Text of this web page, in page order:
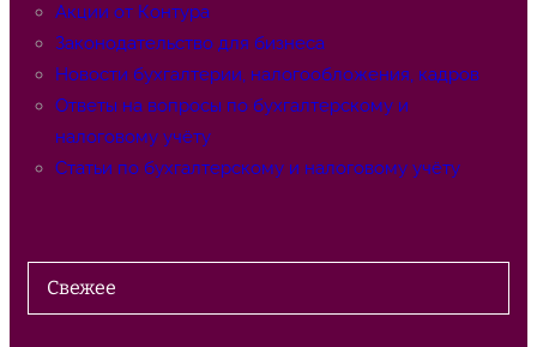
Акции от Контура
Законодательство для бизнеса
Новости бухгалтерии, налогообложения, кадров
Ответы на вопросы по бухгалтерскому и
налоговому учёту
Статьи по бухгалтерскому и налоговому учёту
Свежее